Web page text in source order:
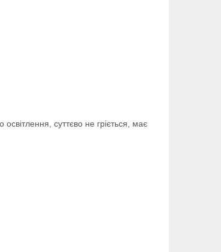
суттєво не гріється, має